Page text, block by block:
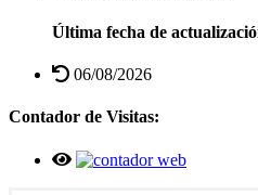
Última fecha de
06/08/2026
Contador de Visitas: